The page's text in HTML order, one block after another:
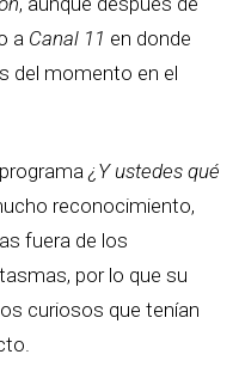
a Canal 11 en donde
del momento en el
¿Y ustedes qué
reconocimiento,
fuera de los
por lo que su
curiosos que tenían